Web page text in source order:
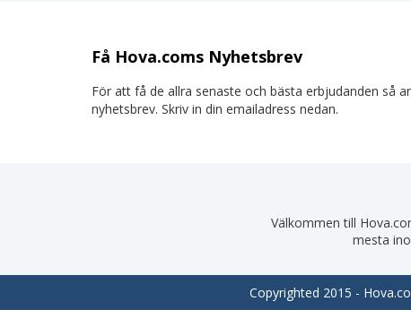
Få Hova.coms Nyhetsbrev
För att få de allra senaste och bästa erbjudanden så
nyhetsbrev. Skriv in din emailadress nedan.
Välkommen till
mesta
Copyrighted 2015 -